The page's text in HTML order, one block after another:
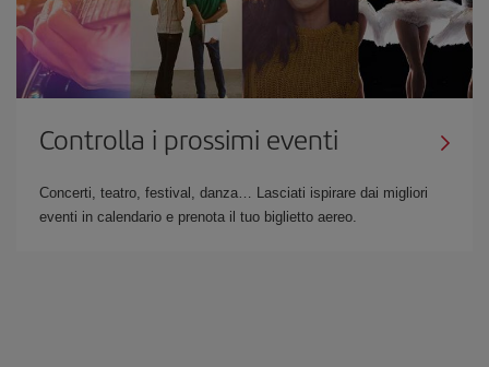
Controlla i prossimi eventi
Concerti, teatro, festival, danza… Lasciati ispirare dai migliori
eventi in calendario e prenota il tuo biglietto aereo.